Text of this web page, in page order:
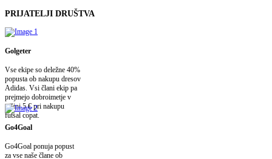
PRIJATELJI DRUŠTVA
Golgeter
Vse ekipe so deležne 40%
popusta ob nakupu dresov
Adidas. Vsi člani ekip pa
prejmejo dobroimetje v
višini 5 € pri nakupu
futsal copat.
Go4Goal
Go4Goal ponuja popust
za vse naše člane ob